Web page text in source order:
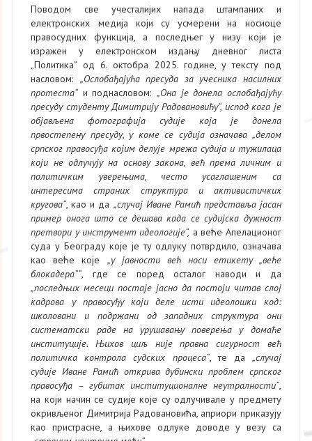
Поводом све учесталијих напада штампаних и
електронских медија који су усмерени на носиоце
правосудних функција, а последњег у низу који је
изражен у електронском издању дневног листа
„Политика“ од 6. октобра 2025. године, у тексту под
насловом: „Ослобађајућа пресуда за учесника насилних
протеста“ и поднасловом: „Она је донела ослобађајућу
пресуду студенту Димитрију Радовановићу“, испод кога је
објављена фотографија судије која је донела
првостепену пресуду, у коме се судија означава „делом
српског правосуђа којим делује мрежа судија и тужилаца
који не одлучују на основу закона, већ према личним и
политичким уверењима, често усаглашеним са
интересима страних структура и активистичких
кругова“, као и да „случај Иване Рамић представља јасан
пример онога што се дешава када се судијска дужност
претвори у инструмент идеологије“, а веће Апелационог
суда у Београду које је ту одлуку потврдило, означава
као веће које „у јавности већ носи етикету „веће
блокадера““, где се поред осталог наводи и да
„последњих месеци постаје јасно да постоји читав слој
кадрова у правосуђу који деле исти идеолошки код:
школовани и подржани од западних структура они
систематски раде на урушавању поверења у домаће
институције. Њихов циљ није правна сигурност већ
политичка контрола судских процеса“, те да „случај
судије Иване Рамић открива дубински проблем српског
правосуђа – губитак институционалне неутралности“,
на који начин се судије које су одлучивале у предмету
окривљеног Димитрија Радовановића, априори приказују
као пристрасне, а њихове одлуке доводе у везу са